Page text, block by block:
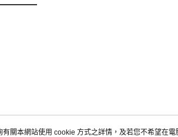
關本網站使用 cookie 方式之詳情，及若您不希望在